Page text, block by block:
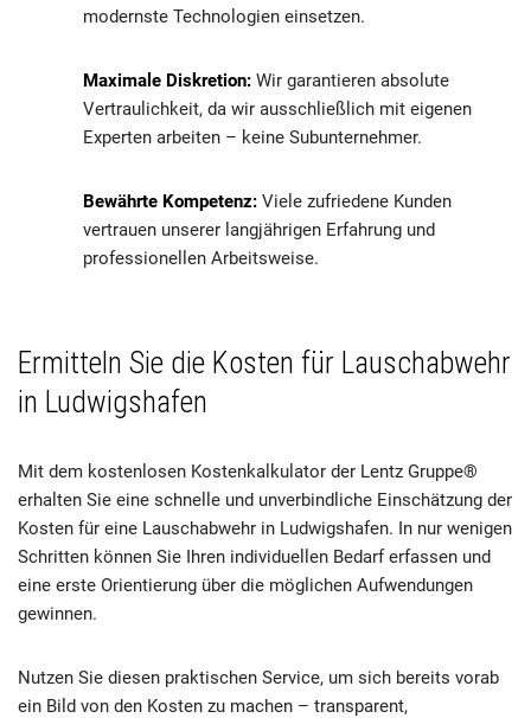
modernste Technologien einsetzen.
Maximale Diskretion: Wir garantieren absolute
Vertraulichkeit, da wir ausschließlich mit eigenen
Experten arbeiten – keine Subunternehmer.
Bewährte Kompetenz: Viele zufriedene Kunden
vertrauen unserer langjährigen Erfahrung und
professionellen Arbeitsweise.
Ermitteln Sie die Kosten für Lauschabwehr
in Ludwigshafen
Mit dem kostenlosen Kostenkalkulator der Lentz Gruppe®
erhalten Sie eine schnelle und unverbindliche Einschätzung der
Kosten für eine Lauschabwehr in Ludwigshafen. In nur wenigen
Schritten können Sie Ihren individuellen Bedarf erfassen und
eine erste Orientierung über die möglichen Aufwendungen
gewinnen.
Nutzen Sie diesen praktischen Service, um sich bereits vorab
ein Bild von den Kosten zu machen – transparent,